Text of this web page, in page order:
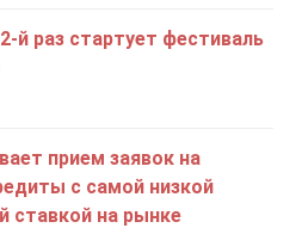
й раз стартует фестиваль
прием заявок на
c самой низкой
ставкой на рынке